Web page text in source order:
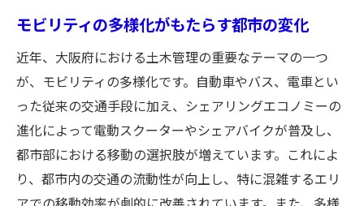
モビリティの多様化がもたらす都市の変化
近年、大阪府における土木管理の重要なテーマの一つ
が、モビリティの多様化です。自動車やバス、電車とい
った従来の交通手段に加え、シェアリングエコノミーの
進化によって電動スクーターやシェアバイクが普及し、
都市部における移動の選択肢が増えています。これによ
り、都市内の交通の流動性が向上し、特に混雑するエリ